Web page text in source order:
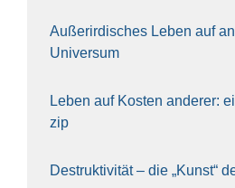
Außer­ir­di­sches Leben auf
Uni­ver­sum
Leben auf Kos­ten ande­rer:
zip
Destruk­ti­vi­tät – die „Kunst“